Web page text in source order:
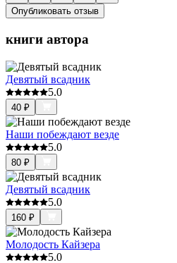
Опубликовать отзыв
книги автора
Девятый всадник
5.0
40 ₽
Наши побеждают везде
5.0
80 ₽
Девятый всадник
5.0
160 ₽
Молодость Кайзера
5.0